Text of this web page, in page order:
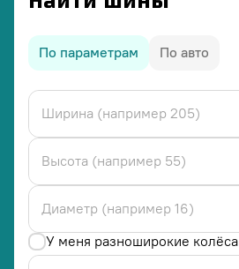
По параметрам По авто
Ширина (например 205)
Высота (например 55)
Диаметр (например 16)
У меня разноширокие колёса